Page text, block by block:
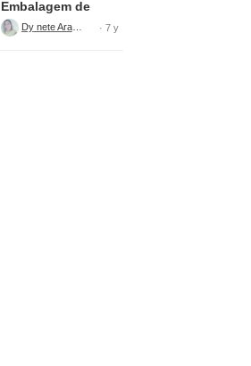
Embalagem de
Sabão
Dy nete Araújo · 7 y